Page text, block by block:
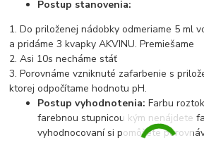
Postup stanovenia:
1. Do priloženej nádobky odmeriame 5 ml
a pridáme 3 kvapky AKVINU. Premiešame
2. Asi 10s necháme stáť
3. Porovnáme vzniknuté zafarbenie s
ktorej odpočítame hodnotu pH.
Postup vyhodnotenia: Farbu
farebnou stupnicou kým nenájdete
vyhodnocovaní si pomôžete